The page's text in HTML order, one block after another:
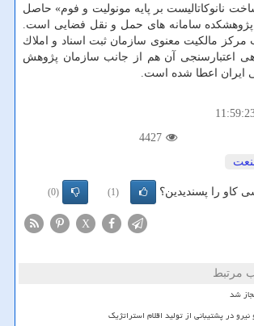
نانوكاتالیست بر پایه مونولیت و فوم» حاصل
سامانه های حمل و نقل فضایی است.
مركز مالكیت معنوی سازمان ثبت اسناد و املاك
اعتبارسنجی آن هم از جانب سازمان پژوهش
ایران اعطا شده است.
4427
کاو را پسندیدین؟ (1)
(0)
X
مرتبط
شد
در پشتیبانی از تولید اقلام استراتژیک